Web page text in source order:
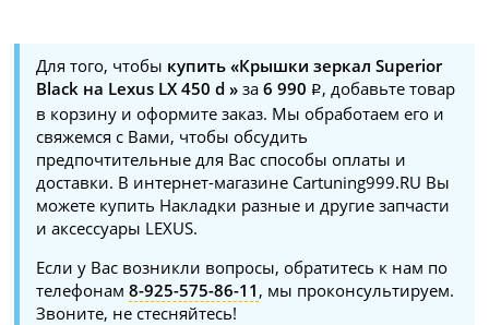
Для того, чтобы купить «Крышки зеркал Superior
Black на Lexus LX 450 d » за6 990
, добавьте товар
в корзину и оформите заказ. Мы обработаем его и
свяжемся с Вами, чтобы обсудить
предпочтительные для Вас способы оплаты и
доставки. В интернет-магазине Cartuning999.RU Вы
можете купить Накладки разные и другие запчасти
и аксессуары LEXUS.
Если у Вас возникли вопросы, обратитесь к нам по
телефонам8-925-575-86-11 , мы проконсультируем.
Звоните, не стесняйтесь!